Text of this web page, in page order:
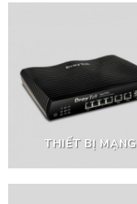
THIẾT BỊ MẠNG